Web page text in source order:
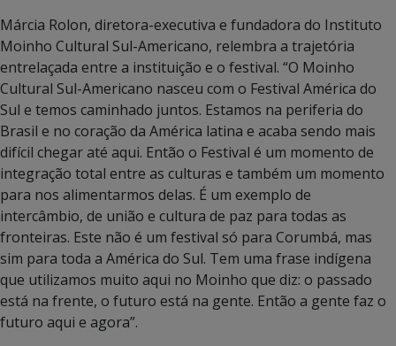
Márcia Rolon, diretora-executiva e fundadora do Instituto
Moinho Cultural Sul-Americano, relembra a trajetória
entrelaçada entre a instituição e o festival. “O Moinho
Cultural Sul-Americano nasceu com o Festival América do
Sul e temos caminhado juntos. Estamos na periferia do
Brasil e no coração da América latina e acaba sendo mais
difícil chegar até aqui. Então o Festival é um momento de
integração total entre as culturas e também um momento
para nos alimentarmos delas. É um exemplo de
intercâmbio, de união e cultura de paz para todas as
fronteiras. Este não é um festival só para Corumbá, mas
sim para toda a América do Sul. Tem uma frase indígena
que utilizamos muito aqui no Moinho que diz: o passado
está na frente, o futuro está na gente. Então a gente faz o
futuro aqui e agora”.